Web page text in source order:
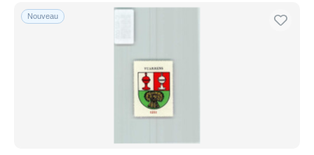
Nouveau